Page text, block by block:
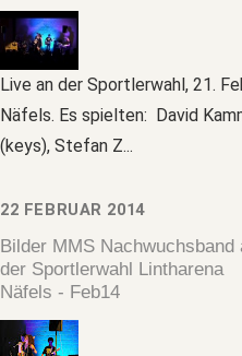
Live an der Sportlerwahl, 21.
Näfels. Es spielten: David
(keys), Stefan Z...
22 FEBRUAR 2014
Bilder MMS Nachwuchsband
der Sportlerwahl Lintharena
Näfels - Feb14